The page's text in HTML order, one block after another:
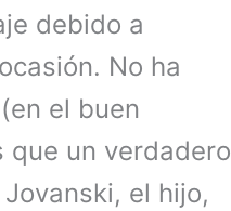
debido a
No ha
el buen
un verdadero
el hijo,